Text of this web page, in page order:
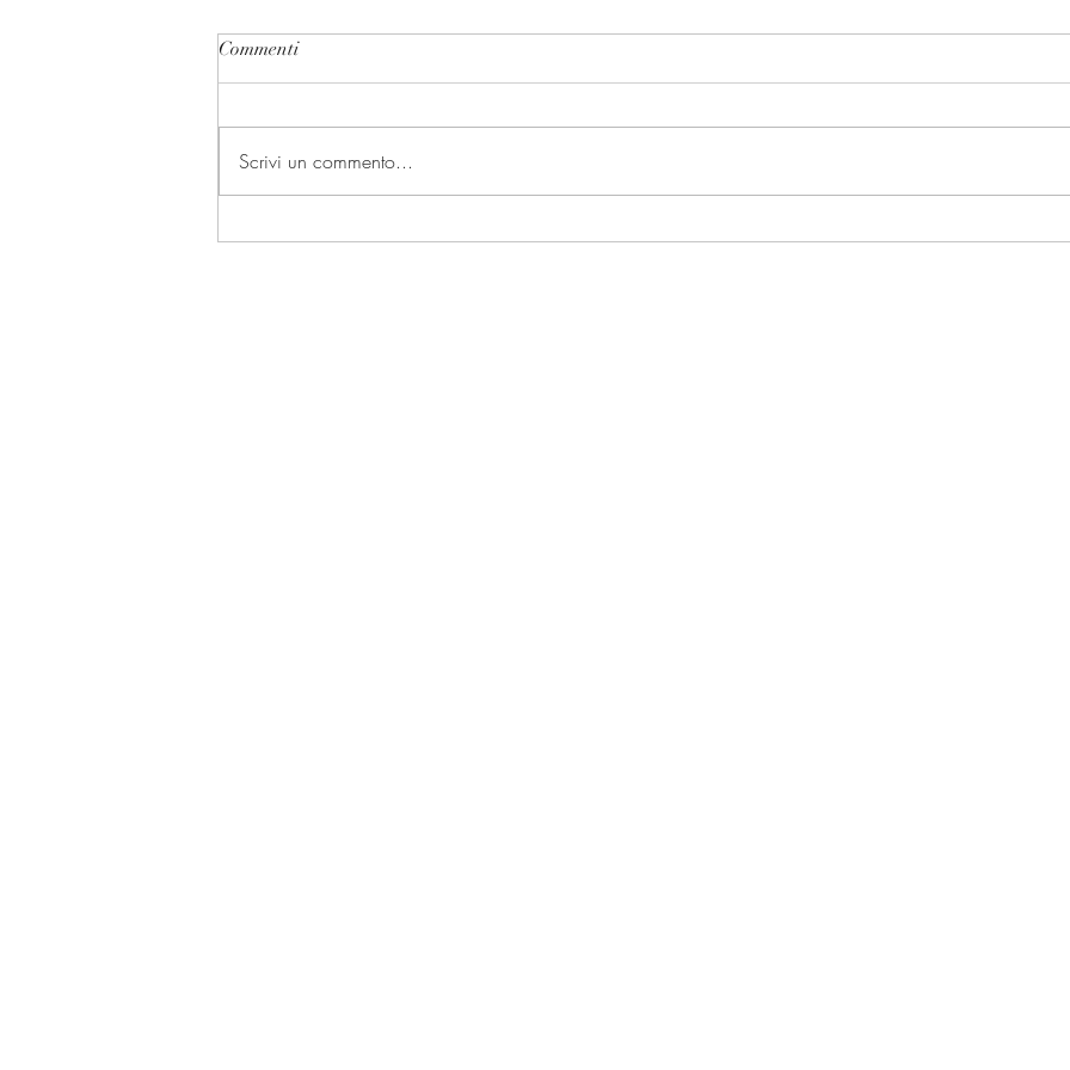
Commenti
Scrivi un commento...